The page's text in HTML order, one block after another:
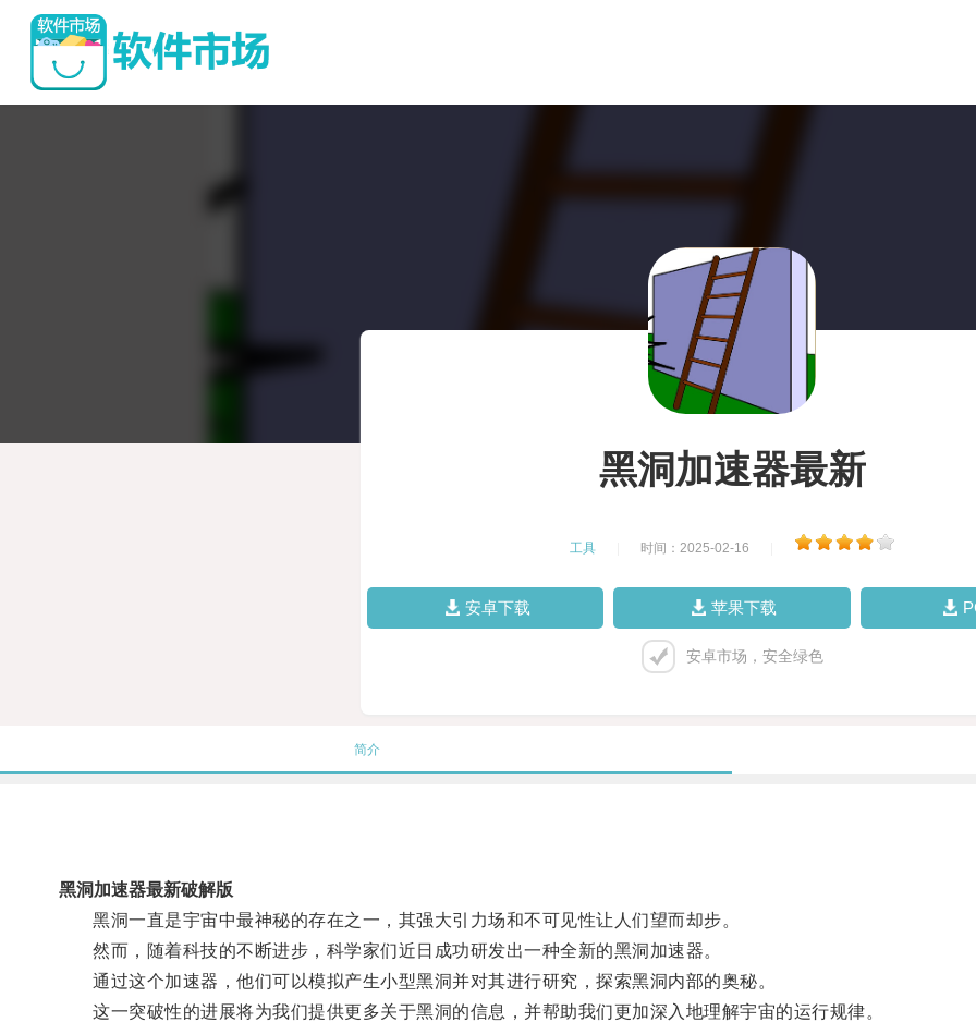
黑洞加速器最新
工具 时间：2025-02-16
安卓下载 苹果下载
安卓市场，安全绿色
简介
黑洞加速器最新破解版
黑洞一直是宇宙中最神秘的存在之一，其强大引力场和不可见性让人们望而却步。
然而，随着科技的不断进步，科学家们近日成功研发出一种全新的黑洞加速器。
通过这个加速器，他们可以模拟产生小型黑洞并对其进行研究，探索黑洞内部的奥秘。
这一突破性的进展将为我们提供更多关于黑洞的信息，并帮助我们更加深入地理解宇宙的运行规律。